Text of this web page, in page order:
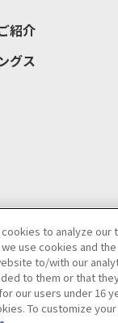
紹介
グス
アポリシー個人情報
著作権・商標に
to analyze
use cookies and
to/with our
to them or that
our users under 16
To customize